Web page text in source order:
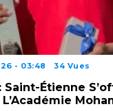
- 03:48 34 Vues
Saint-Étienne